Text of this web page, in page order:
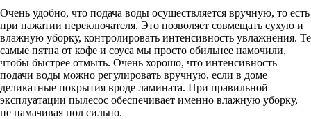
Очень удобно, что подача воды осуществляется вручную, то есть
при нажатии переключателя. Это позволяет совмещать сухую и
влажную уборку, контролировать интенсивность увлажнения. Те
самые пятна от кофе и соуса мы просто обильнее намочили,
чтобы быстрее отмыть. Очень хорошо, что интенсивность
подачи воды можно регулировать вручную, если в доме
деликатные покрытия вроде ламината. При правильной
эксплуатации пылесос обеспечивает именно влажную уборку,
не намачивая пол сильно.